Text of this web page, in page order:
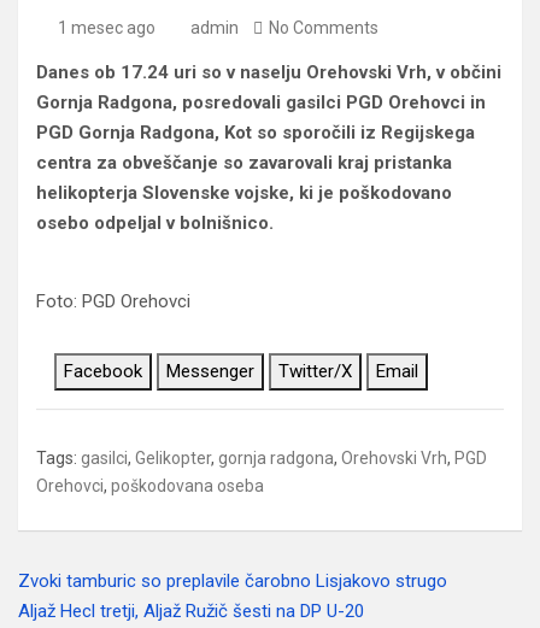
1 mesec ago admin No Comments
Danes ob 17.24 uri so v naselju Orehovski Vrh, v občini
Gornja Radgona, posredovali gasilci PGD Orehovci in
PGD Gornja Radgona, Kot so sporočili iz Regijskega
centra za obveščanje so zavarovali kraj pristanka
helikopterja Slovenske vojske, ki je poškodovano
osebo odpeljal v bolnišnico.
Foto: PGD Orehovci
Facebook Messenger Twitter/X Email
Tags: gasilci, Gelikopter, gornja radgona, Orehovski Vrh, PGD
Orehovci, poškodovana oseba
Navigacija
Zvoki tamburic so preplavile čarobno Lisjakovo strugo
Aljaž Hecl tretji, Aljaž Ružič šesti na DP U-20